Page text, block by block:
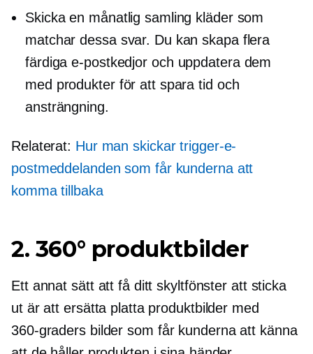
Skicka en månatlig samling kläder som
matchar dessa svar. Du kan skapa flera
färdiga e-postkedjor och uppdatera dem
med produkter för att spara tid och
ansträngning.
Relaterat: Hur man skickar trigger-e-
postmeddelanden som får kunderna att
komma tillbaka
2. 360° produktbilder
Ett annat sätt att få ditt skyltfönster att sticka
ut är att ersätta platta produktbilder med
360-gradersbilder som får kunderna att känna